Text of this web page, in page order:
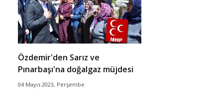
Özdemir'den Sarız ve
Pınarbaşı'na doğalgaz müjdesi
04 Mayıs 2023, Perşembe